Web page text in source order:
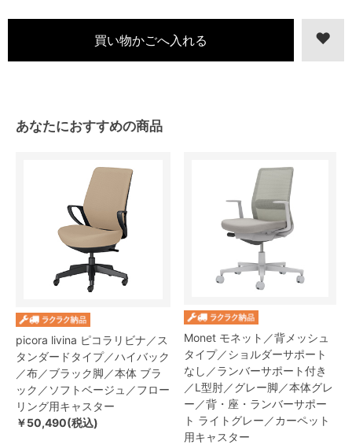
あなたにおすすめの商品
picora livina ピコラリビナ／ス
タンダードタイプ／ハイバック
／布／ブラック脚／本体 ブラ
ック／ソフトベージュ／フロー
リング用キャスター
￥50,490(税込)
Monet モネット／背メッシュ
タイプ／ショルダーサポート
なし／ランバーサポート付き
／L型肘／グレー脚／本体グレ
ー／背・座・ランバーサポー
ト ライトグレー／カーペット
用キャスター